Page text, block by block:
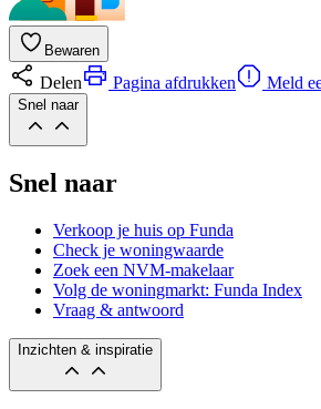
Bewaren
Delen Pagina afdrukken Meld
Snel naar
Snel naar
Verkoop je huis op Funda
Check je woningwaarde
Zoek een NVM-makelaar
Volg de woningmarkt: Funda Index
Vraag & antwoord
Inzichten & inspiratie